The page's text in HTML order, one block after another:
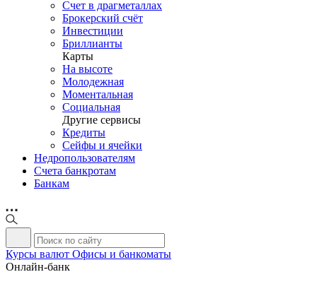
Счет в драгметаллах
Брокерский счёт
Инвестиции
Бриллианты
Карты
На высоте
Молодежная
Моментальная
Социальная
Другие сервисы
Кредиты
Сейфы и ячейки
Недропользователям
Счета банкротам
Банкам
Курсы валют Офисы и банкоматы
Онлайн-банк